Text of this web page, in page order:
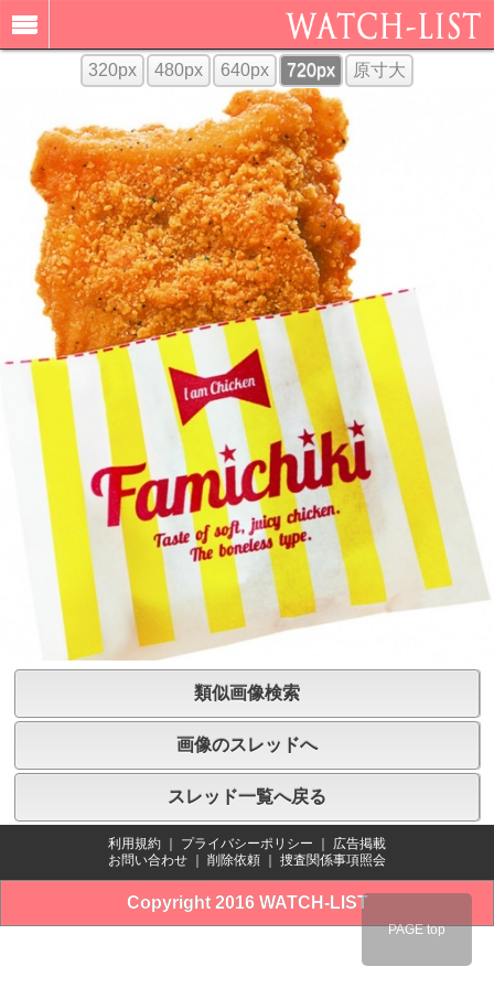
320px 480px 640px 720px 原寸大
類似画像検索
画像のスレッドへ
スレッド一覧へ戻る
利用規約 プライバシーポリシー
広告掲載
お問い合わせ
削除依頼 捜査関係事項照会
Copyright 2016 WATCH-LIST
PAGE top